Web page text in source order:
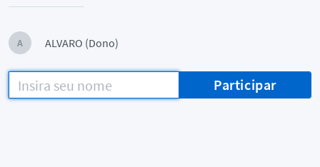
A ALVARO (Dono)
Participar